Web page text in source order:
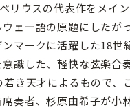
リウスの代表作をメイ
ェー語の原題にしたが
マークに活躍した18世
識した、軽快な弦楽合奏
き天才によるもので、
奏者、杉原由希子が小